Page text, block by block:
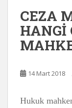
CEZA
HANGİ
14 Mart 2018
Hukuk